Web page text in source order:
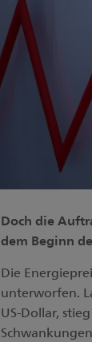
Doch die
dem Beginn
Die
unterworfen.
US-Dollar,